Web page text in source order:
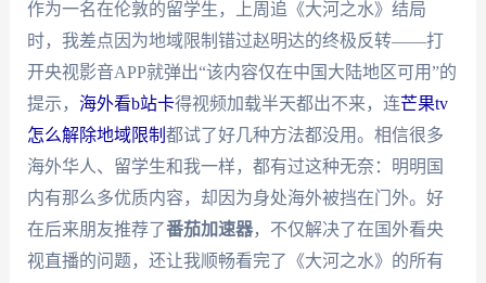
作为一名在伦敦的留学生，上周追《大河之水》结局
时，我差点因为地域限制错过赵明达的终极反转——打
开央视影音APP就弹出“该内容仅在中国大陆地区可用”的
提示， 海外看b站卡得视频加载半天都出不来，连芒果tv
怎么解除地域限制 都试了好几种方法都没用。相信很多
海外华人、留学生和我一样，都有过这种无奈：明明国
内有那么多优质内容，却因为身处海外被挡在门外。好
在后来朋友推荐了番茄加速器，不仅解决了在国外看央
视直播的问题，还让我顺畅看完了《大河之水》的所有